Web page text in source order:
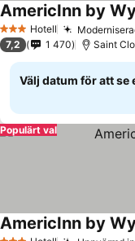
3 StjärnorHotell
7,2 1 470 Saint
Välj datum för att se
Populärt val
AmericInn by